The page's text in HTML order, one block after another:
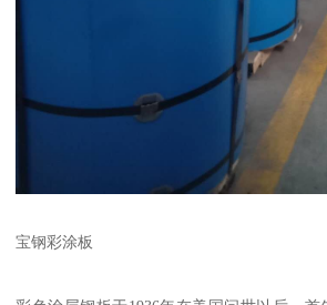
宝钢彩涂板